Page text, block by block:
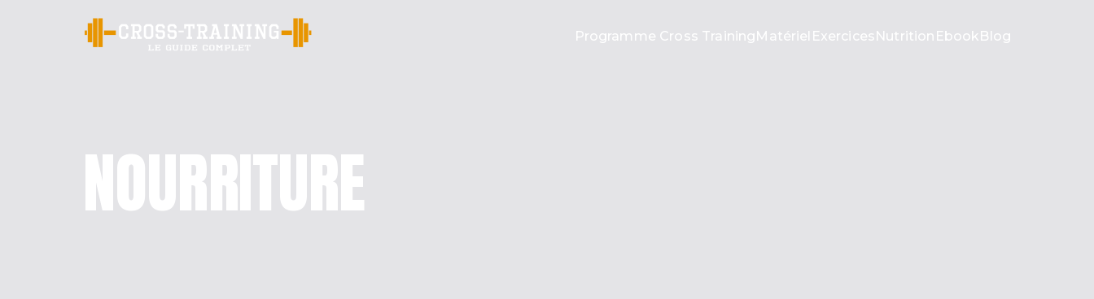
Programme Cross TrainingMatériel ExercicesNutrition Ebook Blog
NOURRITURE